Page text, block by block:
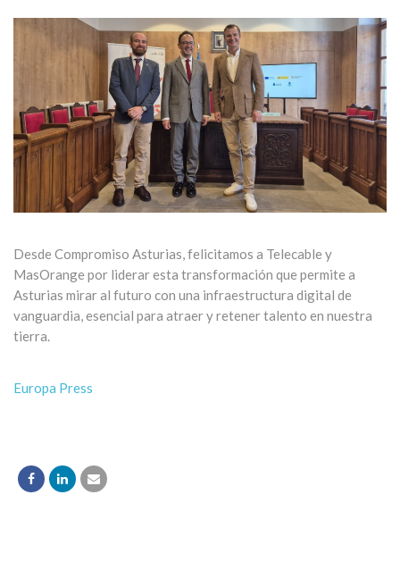
Desde Compromiso Asturias, felicitamos a Telecable y
MasOrange por liderar esta transformación que permite a
Asturias mirar al futuro con una infraestructura digital de
vanguardia, esencial para atraer y retener talento en nuestra
tierra.
Europa Press